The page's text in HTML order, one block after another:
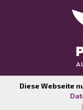
Diese Webseite